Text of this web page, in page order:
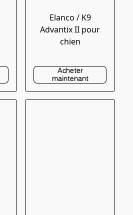
Elanco / K9
Advantix II pour
chien
Acheter
maintenant